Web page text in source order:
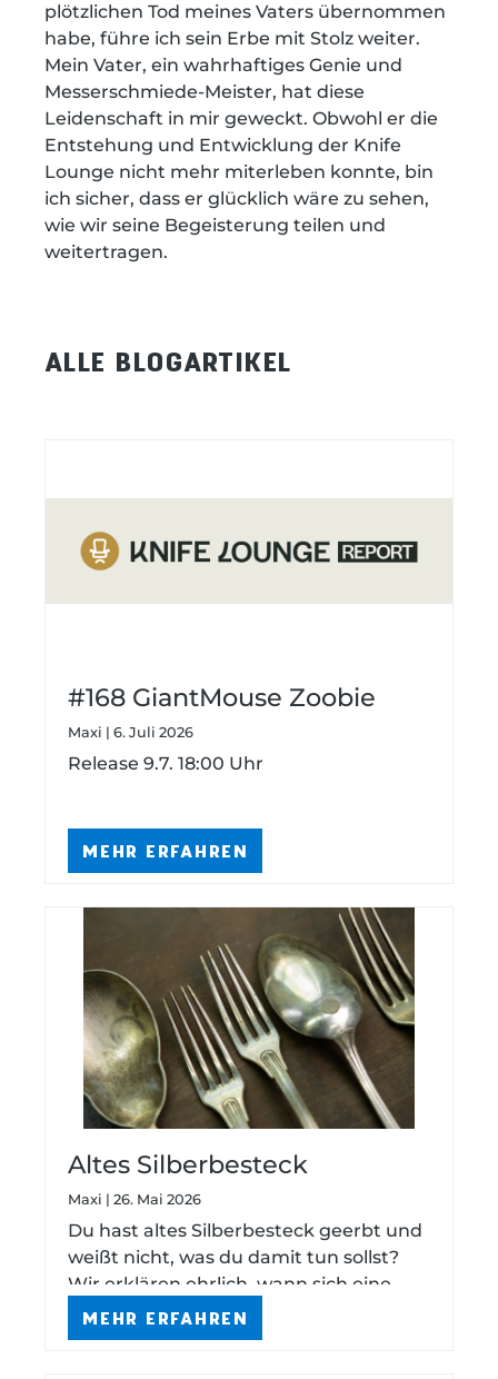
plötzlichen Tod meines Vaters übernommen
habe, führe ich sein Erbe mit Stolz weiter.
Mein Vater, ein wahrhaftiges Genie und
Messerschmiede-Meister, hat diese
Leidenschaft in mir geweckt. Obwohl er die
Entstehung und Entwicklung der Knife
Lounge nicht mehr miterleben konnte, bin
ich sicher, dass er glücklich wäre zu sehen,
wie wir seine Begeisterung teilen und
weitertragen.
ALLE BLOGARTIKEL
#168 GiantMouse Zoobie
Maxi | 6. Juli 2026
Release 9.7. 18:00 Uhr
MEHR ERFAHREN
Altes Silberbesteck
aufarbeiten lassen – lohnt
sich das?
Maxi | 26. Mai 2026
Du hast altes Silberbesteck geerbt und
weißt nicht, was du damit tun sollst?
Wir erklären ehrlich, wann sich eine
Aufarbeitung lohnt – und warum
Verkaufen oft die schlechteste Option
MEHR ERFAHREN